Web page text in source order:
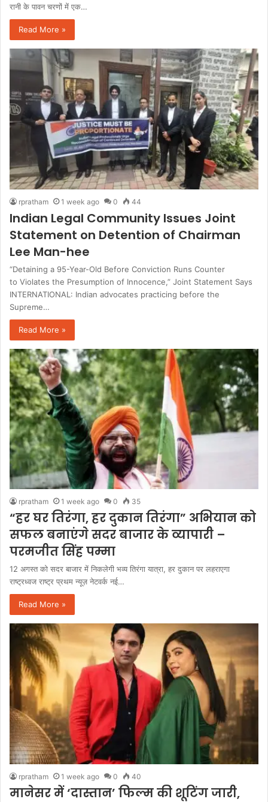
रानी के पावन चरणों में एक…
Read More »
rpratham 1 week ago 0 44
Indian Legal Community Issues Joint
Statement on Detention of Chairman
Lee Man-hee
“Detaining a 95-Year-Old Before Conviction Runs Counter
to Violates the Presumption of Innocence,” Joint Statement Says
INTERNATIONAL: Indian advocates practicing before the
Supreme…
Read More »
rpratham 1 week ago 0 35
“हर घर तिरंगा, हर दुकान तिरंगा” अभियान को
सफल बनाएंगे सदर बाजार के व्यापारी –
परमजीत सिंह पम्मा
12 अगस्त को सदर बाजार में निकलेगी भव्य तिरंगा यात्रा, हर दुकान पर लहराएगा
राष्ट्रध्वज राष्ट्र प्रथम न्यूज़ नेटवर्क नई…
Read More »
rpratham 1 week ago 0 40
मानेसर में ‘दास्तान’ फिल्म की शूटिंग जारी,